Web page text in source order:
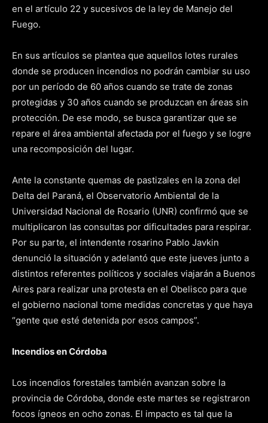
en el artículo 22 y sucesivos de la ley de Manejo del
Fuego.
En sus artículos se plantea que aquellos lotes rurales
donde se producen incendios no podrán cambiar su uso
por un período de 60 años cuando se trate de zonas
protegidas y 30 años cuando se produzcan en áreas sin
protección. De ese modo, se busca garantizar que se
repare el área ambiental afectada por el fuego y se logre
una recomposición del lugar.
Ante la constante quemas de pastizales en la zona del
Delta del Paraná, el Observatorio Ambiental de la
Universidad Nacional de Rosario (UNR) confirmó que se
multiplicaron las consultas por dificultades para respirar.
Por su parte, el intendente rosarino Pablo Javkin
denunció la situación y adelantó que este jueves junto a
distintos referentes políticos y sociales viajarán a Buenos
Aires para realizar una protesta en el Obelisco para que
el gobierno nacional tome medidas concretas y que haya
“gente que esté detenida por esos campos”.
Incendios en Córdoba
Los incendios forestales también avanzan sobre la
provincia de Córdoba, donde este martes se registraron
focos ígneos en ocho zonas. El impacto es tal que la